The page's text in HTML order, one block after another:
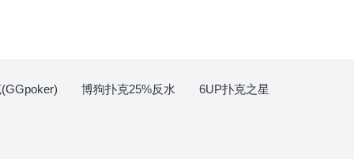
博狗扑克25%反水 6UP扑克之星